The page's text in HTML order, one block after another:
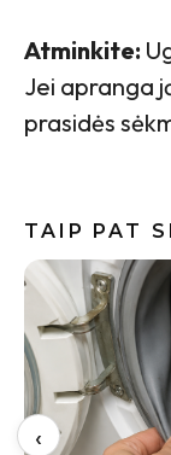
Atminkite:
Jei apranga
prasidės
TAIP PAT
Brangi
filtrus
‹